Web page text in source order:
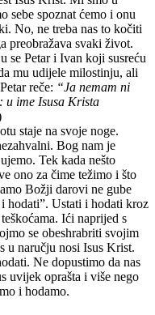
sebe spoznat ćemo i onu
No, ne treba nas to kočiti
preobražava svaki život.
se Petar i Ivan koji susreću
mu udijele milostinju, ali
reče: “Ja nemam ni
u ime Isusa Krista
staje na svoje noge.
Bog nam je
Tek kada nešto
ono za čime težimo i što
Božji darovi ne gube
hodati”. Ustati i hodati kroz
Ići naprijed s
se obeshrabriti svojim
u naručju nosi Isus Krist.
Ne dopustimo da nas
uvijek oprašta i više nego
i hodamo.